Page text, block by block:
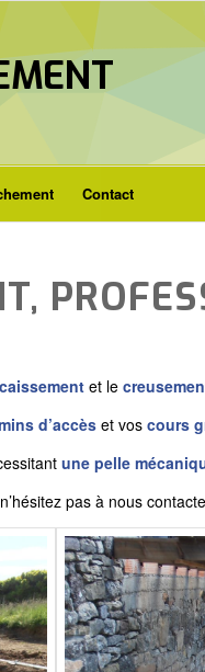
Contact
et le
d’accès et vos cours
une pelle
n’hésitez pas à nous